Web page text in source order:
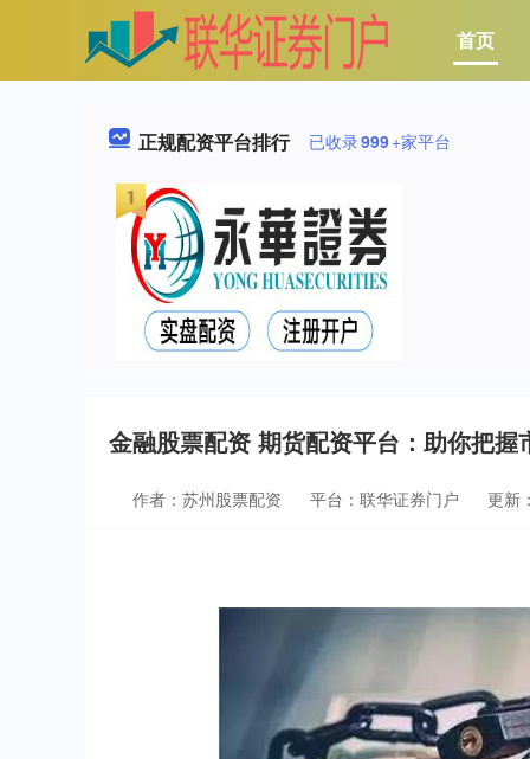
首页
正规配资平台排行 已收录999+家平台
金融股票配资 期货配资平台：助你把握
作者：苏州股票配资 平台：联华证券门户 更新